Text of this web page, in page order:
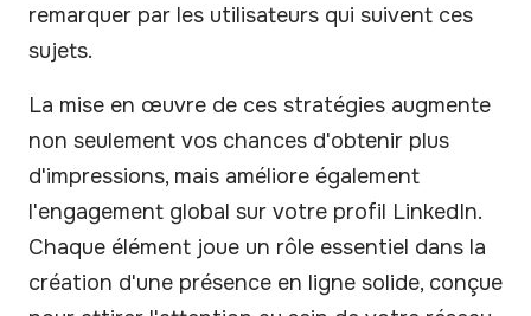
remarquer par les utilisateurs qui suivent ces
sujets.
La mise en œuvre de ces stratégies augmente
non seulement vos chances d'obtenir plus
d'impressions, mais améliore également
l'engagement global sur votre profil LinkedIn.
Chaque élément joue un rôle essentiel dans la
création d'une présence en ligne solide, conçue